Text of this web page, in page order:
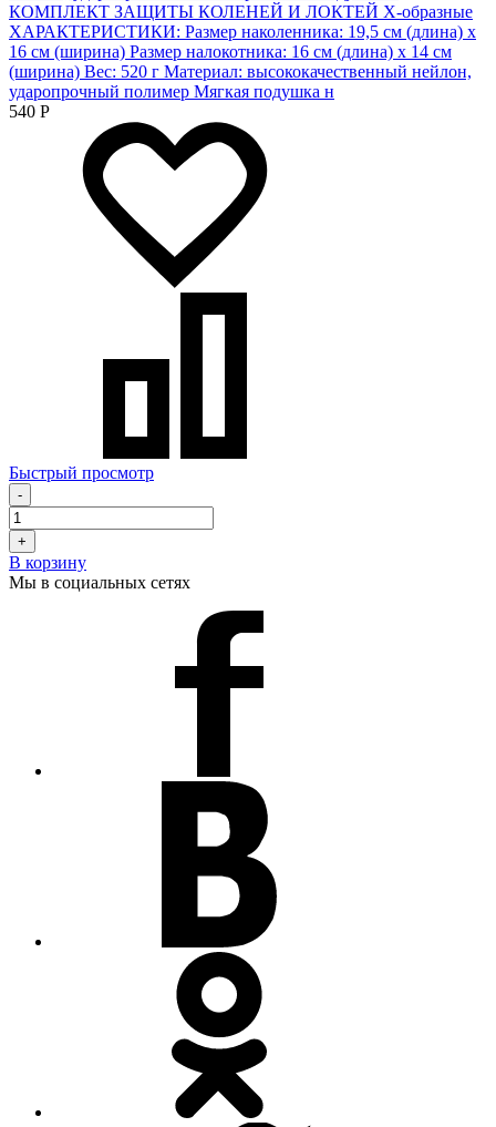
КОМПЛЕКТ ЗАЩИТЫ КОЛЕНЕЙ И ЛОКТЕЙ Х-образные
ХАРАКТЕРИСТИКИ: Размер наколенника: 19,5 см (длина) х
16 см (ширина) Размер налокотника: 16 см (длина) х 14 см
(ширина) Вес: 520 г Материал: высококачественный нейлон,
ударопрочный полимер Мягкая подушка н
540 Р
Быстрый просмотр
-
+
В корзину
Мы в социальных сетях